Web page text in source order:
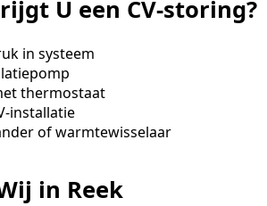
U een CV-storing?
in systeem
thermostaat
installatie
of warmtewisselaar
in Reek